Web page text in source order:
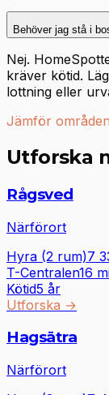
Behöver jag stå i
Nej.
kräver kötid.
lottning eller
Jämför områden
Utforska
Rågsved
Närförort
Hyra (2 rum)7
T-Centralen16
Kötid5 år
Utforska →
Hagsätra
Närförort